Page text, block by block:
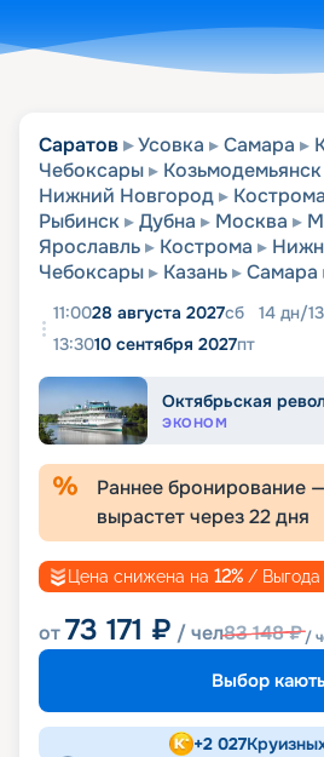
Саратов Усовка Самара
Чебоксары
Козьмодемьянск
Нижний Новгород
Кострома
Рыбинск
Дубна Москва
Ярославль
Кострома
Чебоксары
Казань Самара
11:0028 августа 2027сб 14 дн/13
13:3010 сентября 2027пт
Октябрьская
ЭКОНОМ
Раннее бронирование —
вырастет через22дня
Цена снижена на 12% / Выгода
от73 171 ₽ / чел83 148₽/
Выбор
+2 027